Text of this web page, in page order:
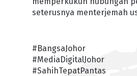
seterusnya menterjemah
#BangsaJohor
#MediaDigitalJohor
#SahihTepatPantas